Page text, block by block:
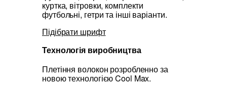
куртка, вітровки, комплекти
футбольні, гетри та інші варіанти.
Підібрати шрифт
Технологія виробництва
Плетіння волокон розробленно за
новою технологією Cool Max.